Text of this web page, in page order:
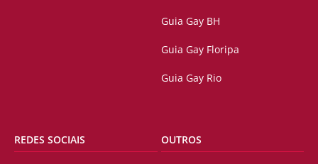
Guia Gay BH
Guia Gay Floripa
Guia Gay Rio
REDES SOCIAIS OUTROS